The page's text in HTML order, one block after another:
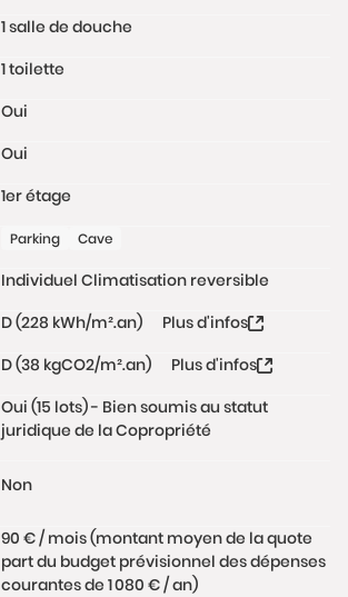
1 salle de douche
1 toilette
Oui
Oui
1er étage
Parking Cave
Individuel Climatisation reversible
D (228 kWh/m².an)
Plus d'infos
D (38 kgCO2/m².an)
Plus d'infos
Oui (15 lots) - Bien soumis au statut
juridique de la Copropriété
Non
90 € / mois (montant moyen de la quote
part du budget prévisionnel des dépenses
courantes de 1 080 € / an)